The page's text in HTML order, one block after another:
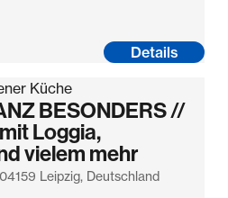
Details
BESONDERS //
Loggia,
vielem mehr
Leipzig, Deutschland